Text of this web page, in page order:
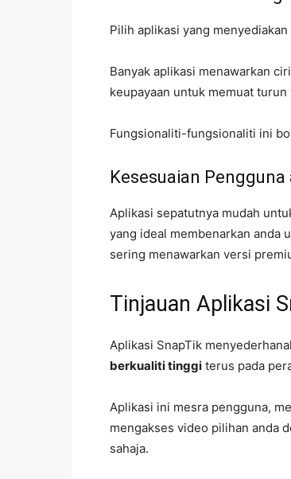
Pilih aplikasi yang menyediakan
Banyak aplikasi menawarkan
keupayaan untuk memuat
Fungsionaliti-fungsionaliti ini
Kesesuaian
Aplikasi sepatutnya mudah
yang ideal membenarkan anda
sering menawarkan versi
Tinjauan Aplikasi
Aplikasi SnapTik
berkualiti tinggi terus pada
Aplikasi ini mesra pengguna,
mengakses video pilihan anda
sahaja.